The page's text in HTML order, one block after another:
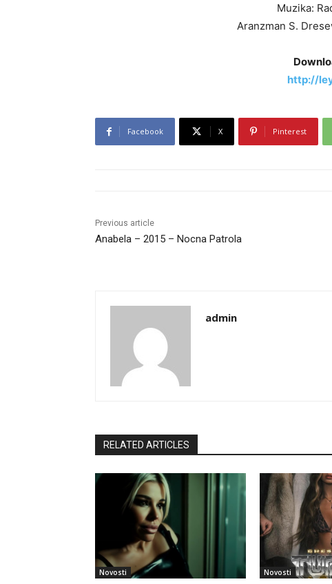
Muzika:
Aranzman S.
http://
Facebook X Pinterest
Previous article
Anabela – 2015 – Nocna Patrola
admin
RELATED ARTICLES
Novosti Novosti